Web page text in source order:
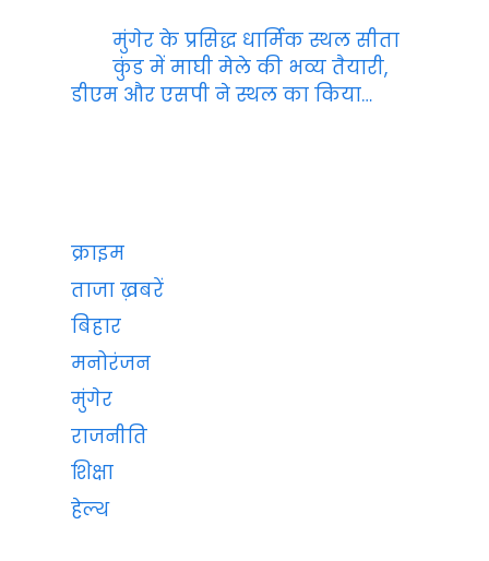
मुंगेर के प्रसिद्ध धार्मिक स्थल सीता
कुंड में माघी मेले की भव्य तैयारी,
डीएम और एसपी ने स्थल का किया…
क्राइम
ताजा ख़बरें
बिहार
मनोरंजन
मुंगेर
राजनीति
शिक्षा
हेल्थ